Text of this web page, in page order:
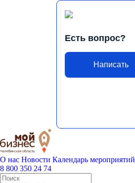
Есть вопрос?
Написать
О нас Новости Календарь мероприятий
8 800 350 24 74